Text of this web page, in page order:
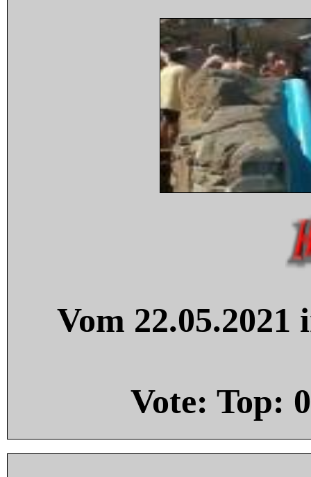
Vom
Vote: Top: 0